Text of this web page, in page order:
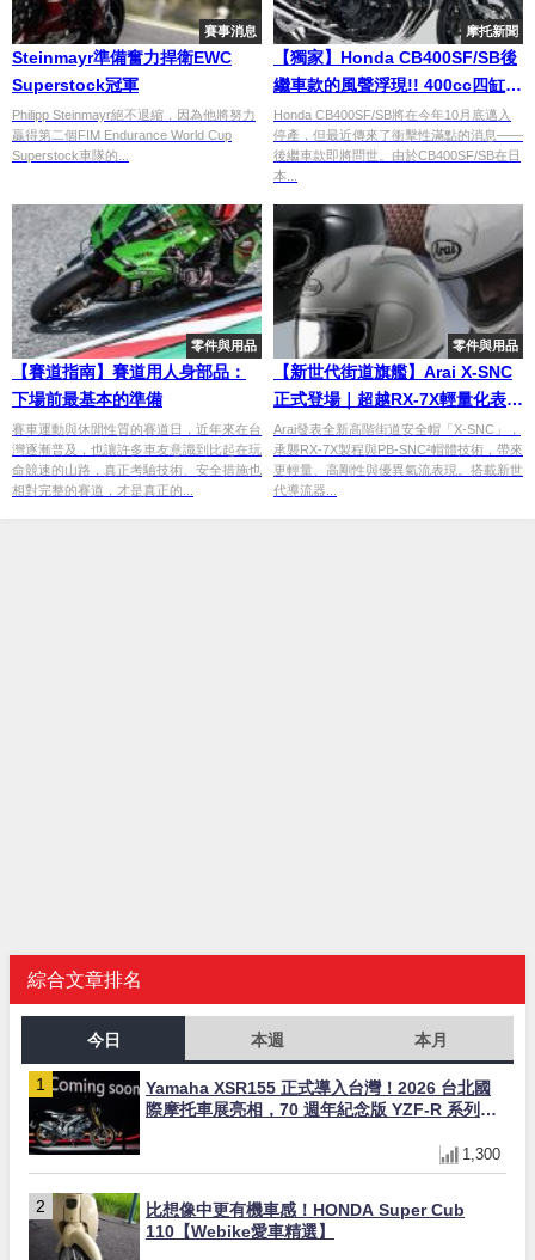
賽事消息
Steinmayr準備奮力捍衛EWC
Superstock冠軍
Philipp Steinmayr絕不退縮，因為他將努力
贏得第二個FIM Endurance World Cup
Superstock車隊的...
摩托新聞
【獨家】Honda CB400SF/SB後
繼車款的風聲浮現!! 400cc四缸車
款不會消失!?
Honda CB400SF/SB將在今年10月底邁入
停產，但最近傳來了衝擊性滿點的消息——
後繼車款即將問世。由於CB400SF/SB在日
本...
零件與用品
【賽道指南】賽道用人身部品：
下場前最基本的準備
賽車運動與休閒性質的賽道日，近年來在台
灣逐漸普及，也讓許多車友意識到比起在玩
命競速的山路，真正考驗技術、安全措施也
相對完整的賽道，才是真正的...
零件與用品
【新世代街道旗艦】Arai X-SNC
正式登場｜超越RX-7X輕量化表現
顛覆街車安全帽既有標準
Arai發表全新高階街道安全帽「X-SNC」，
承襲RX-7X製程與PB-SNC²帽體技術，帶來
更輕量、高剛性與優異氣流表現。搭載新世
代導流器...
綜合文章排名
今日 本週 本月
Yamaha XSR155 正式導入台灣！2026 台北國
際摩托車展亮相，70 週年紀念版 YZF-R 系列限
1,300
比想像中更有機車感！HONDA Super Cub
110【Webike愛車精選】